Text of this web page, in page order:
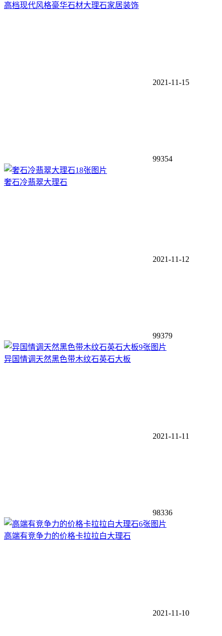
高档现代风格豪华石材大理石家居装饰
2021-11-15
99354
18张图片
奢石冷翡翠大理石
2021-11-12
99379
9张图片
异国情调天然黑色带木纹石英石大板
2021-11-11
98336
6张图片
高端有竞争力的价格卡拉拉白大理石
2021-11-10